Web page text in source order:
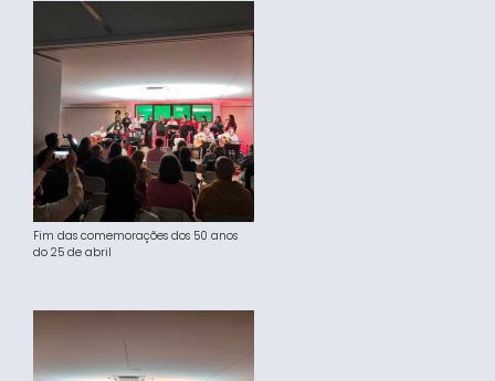
Fim das comemorações dos 50 anos
do 25 de abril